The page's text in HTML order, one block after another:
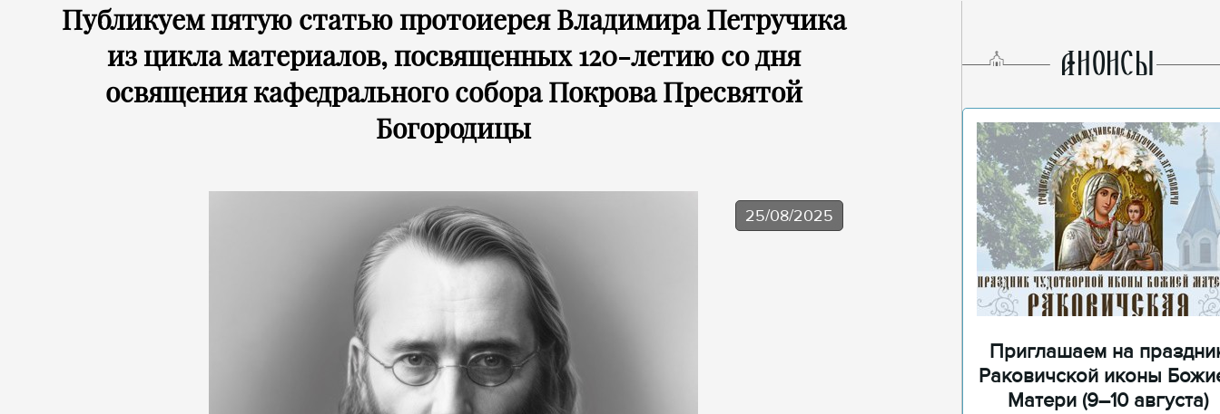
Публикуем пятую статью протоиерея Владимира Петручика
из цикла материалов, посвященных 120-летию со дня
освящения кафедрального собора Покрова Пресвятой
Богородицы
25/08/2025
AНОНСЫ
Приглашаем на
Раковичской иконы
Матери (9–10 августа)